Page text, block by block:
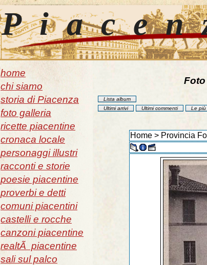
home
chi siamo
storia di Piacenza
foto galleria
ricette piacentine
cronaca locale
personaggi illustri
racconti e storie
poesie piacentine
proverbi e detti
comuni piacentini
castelli e rocche
canzoni piacentine
realtÃ piacentine
sali sul palco
Lista album
Ultimi arrivi
Ultimi commenti Le più
Home > Provincia